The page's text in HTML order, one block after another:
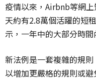
疫情以來，Airbnb等網
天約有2.8萬個活躍的短
示，一年中的大部分時
新法例是一套複雜的規
以增加更嚴格的規則或